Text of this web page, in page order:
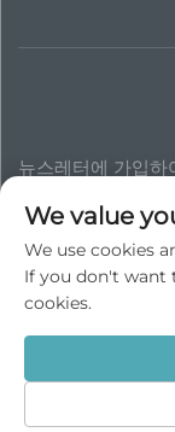
뉴스레터에 가입하
트 및 통찰력을 받
We value
We use cookies
If you don't want
cookies.